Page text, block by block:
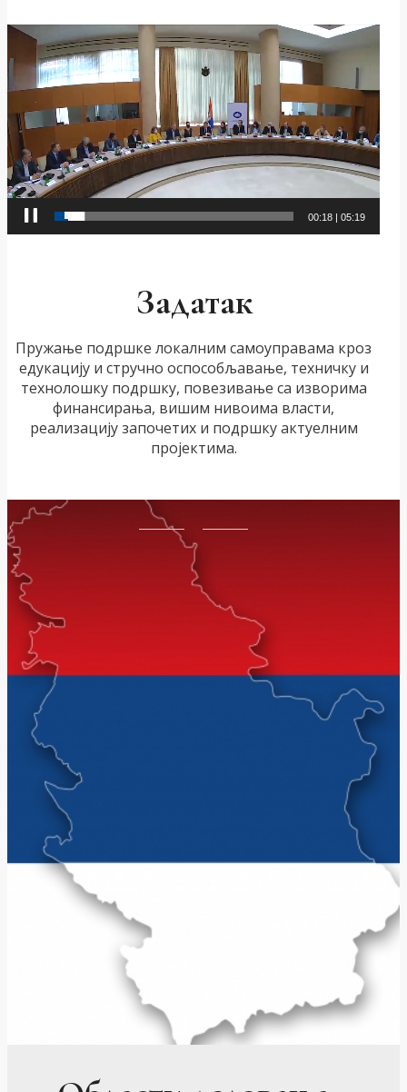
Video
Player
00:19 |05:19
Задатак
Пружање подршке локалним самоуправама кроз
едукацију и стручно оспособљавање, техничку и
технолошку подршку, повезивање са изворима
финансирања, вишим нивоима власти,
реализацију започетих и подршку актуелним
пројектима.